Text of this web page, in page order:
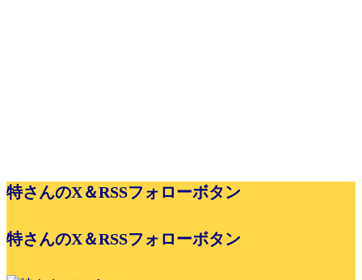
特さんのX＆RSSフォローボタン
特さんのX＆RSSフォローボタン